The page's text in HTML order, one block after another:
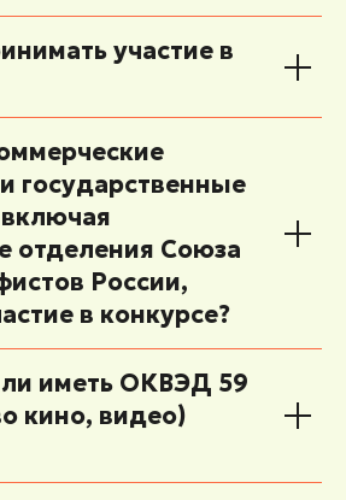
участие в
государственные
отделения Союза
России,
в конкурсе?
иметь ОКВЭД 59
кино, видео)